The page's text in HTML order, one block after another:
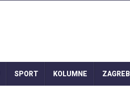
SPORT KOLUMNE ZAGREB